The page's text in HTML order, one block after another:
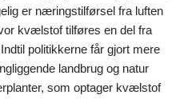
er næringstilførsel fra luften
kvælstof tilføres en del fra
politikkerne får gjort mere
landbrug og natur
som optager kvælstof